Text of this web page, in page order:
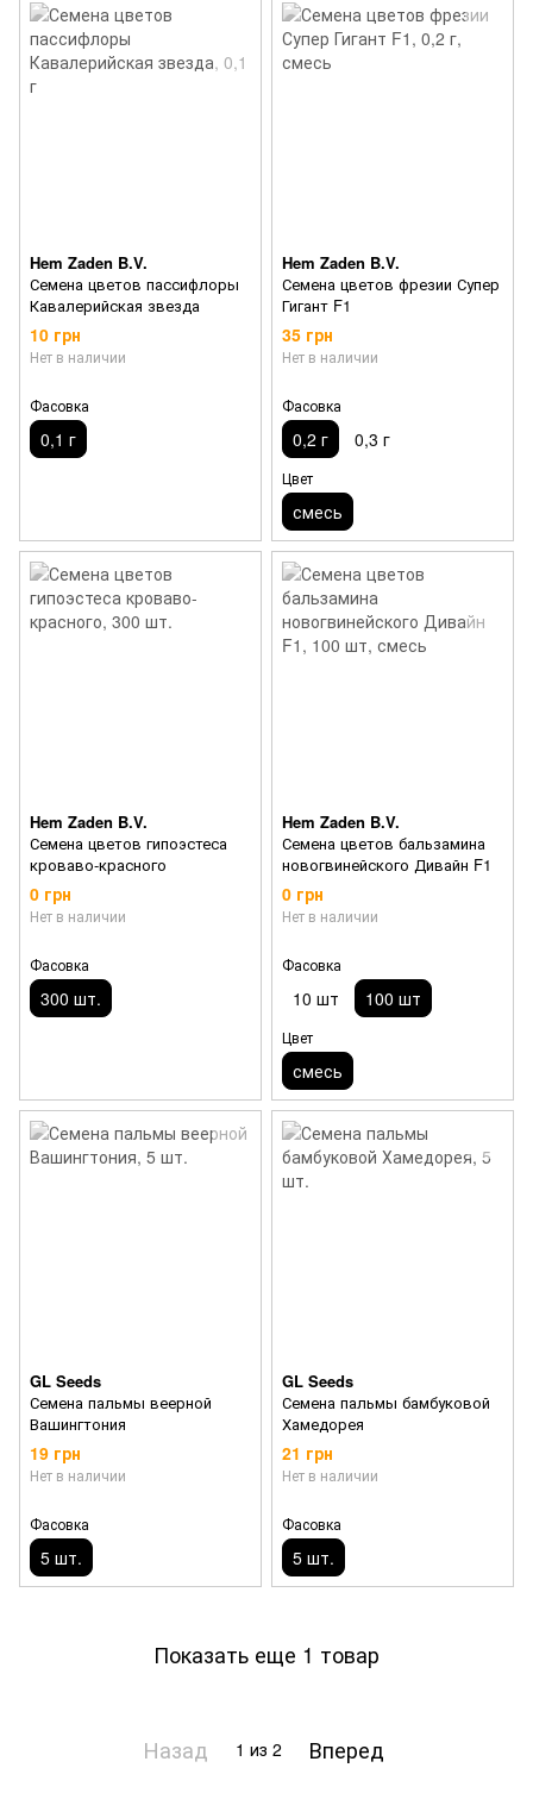
Hem Zaden B.V.
Семена цветов пассифлоры
Кавалерийская звезда
10 грн
Нет в наличии
Фасовка
0,1 г
Hem Zaden B.V.
Семена цветов фрезии Супер
Гигант F1
35 грн
Нет в наличии
Фасовка
0,2 г 0,3 г
Цвет
смесь
Hem Zaden B.V.
Семена цветов гипоэстеса
кроваво-красного
0 грн
Нет в наличии
Фасовка
300 шт.
Hem Zaden B.V.
Семена цветов бальзамина
новогвинейского Дивайн F1
0 грн
Нет в наличии
Фасовка
10 шт 100 шт
Цвет
смесь
GL Seeds
Семена пальмы веерной
Вашингтония
19 грн
Нет в наличии
Фасовка
5 шт.
GL Seeds
Семена пальмы бамбуковой
Хамедорея
21 грн
Нет в наличии
Фасовка
5 шт.
Показать еще 1 товар
Назад 1 из 2 Вперед